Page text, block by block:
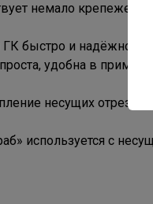
немало крепежей,
быстро и надёжно
удобна в
несущих
используется с